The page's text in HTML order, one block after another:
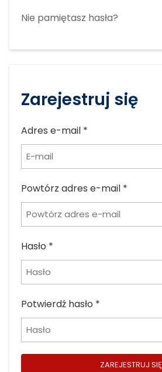
Nie pamiętasz hasła?
Zarejestruj się
Adres e-mail *
Powtórz adres e-mail *
Hasło *
Potwierdź hasło *
ZAREJESTRUJ SIĘ